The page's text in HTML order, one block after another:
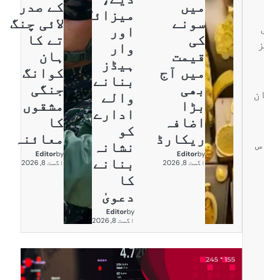
میں
سونے
کی
قیمت
میں آج
بھی
بڑا
اضافہ
ریکارڈ
by
Editor
اگست 8, 2026
میزائل
اور
وار
ہیڈز
بنانے
والے
ادارے
کو
نشانہ
بنانے
کا
دعویٰ
by
Editor
اگست 8, 2026
کے صدر
لائی چنگ
تے کا
ہان
کوانگ
جنگی
مشقوں
کا
معائنہ
by
Editor
اگست 8, 2026